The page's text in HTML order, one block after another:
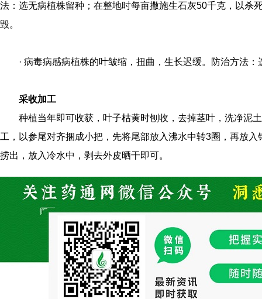
法：选无病植株留种；在整地时每亩撒施生石灰50千克，以杀
毁。
· 病毒病感病植株的叶皱缩，扭曲，生长迟缓。防治方法
采收加工
种植当年即可收获，叶子枯黄时刨收，去掉茎叶，洗净泥
工，以参尾对齐捆成小把，先将尾部放入沸水中转3圈，再放
捞出，放入冷水中，剥去外皮晒干即可。